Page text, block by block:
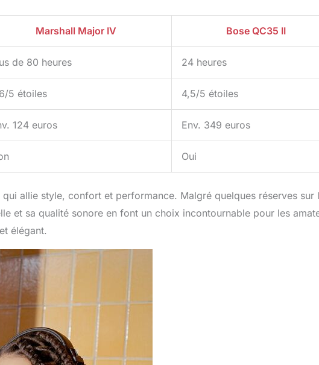
Marshall Major IV Bose QC35 II
de 80 heures 24 heures
5 étoiles 4,5/5 étoiles
124 euros Env. 349 euros
Oui
allie style, confort et performance. Malgré quelques réserves sur
et sa qualité sonore en font un choix incontournable pour les
élégant.